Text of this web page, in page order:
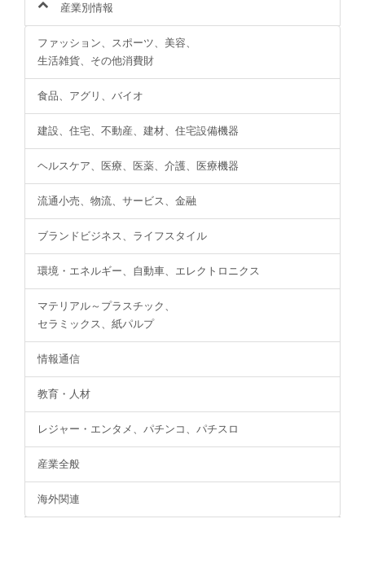
産業別情報
ファッション、スポーツ、美容、
生活雑貨、その他消費財
食品、アグリ、バイオ
建設、住宅、不動産、建材、住宅設備機器
ヘルスケア、医療、医薬、介護、医療機器
流通小売、物流、サービス、金融
ブランドビジネス、ライフスタイル
環境・エネルギー、自動車、エレクトロニクス
マテリアル～プラスチック、
セラミックス、紙パルプ
情報通信
教育・人材
レジャー・エンタメ、パチンコ、パチスロ
産業全般
海外関連